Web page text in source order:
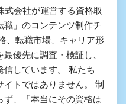
式会社が運営する資格取
」のコンテンツ制作チ
、転職市場、キャリア形
優先に調査・検証し、
しています。 私たち
トではありません。 制
ず、「本当にその資格は